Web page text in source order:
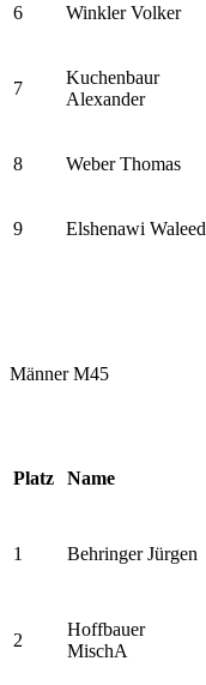
6 Winkler Volker
7
Kuchenbaur
Alexander
8 Weber Thomas
9 Elshenawi Waleed
Männer M45
Platz Name
1 Behringer Jürgen
2
Hoffbauer
MischA